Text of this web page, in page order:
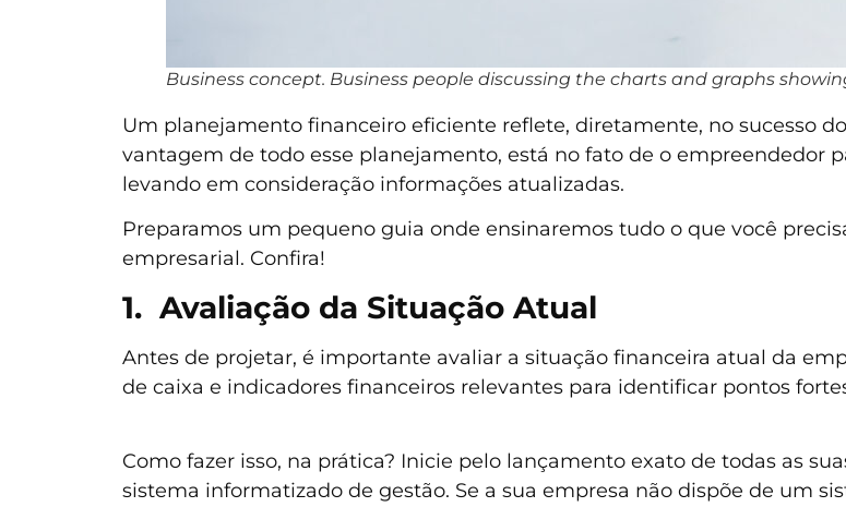
Business concept. Business people discussing the charts and graphs
Um planejamento financeiro eficiente reflete, diretamente, no sucesso
vantagem de todo esse planejamento, está no fato de o empreendedor
levando em consideração informações atualizadas.
Preparamos um pequeno guia onde ensinaremos tudo o que você
empresarial. Confira!
1. Avaliação da Situação Atual
Antes de projetar, é importante avaliar a situação financeira atual da
de caixa e indicadores financeiros relevantes para identificar pontos
Como fazer isso, na prática? Inicie pelo lançamento exato de todas as
sistema informatizado de gestão. Se a sua empresa não dispõe de um